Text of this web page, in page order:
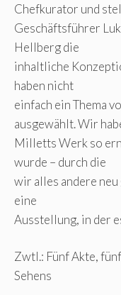
Chefkurator und
Geschäftsführer
Hellberg die
inhaltliche
haben nicht
einfach ein Thema
ausgewählt. Wir
Milletts Werk so
wurde – durch die
wir alles andere
eine
Ausstellung, in der
Zwtl.: Fünf Akte,
Sehens